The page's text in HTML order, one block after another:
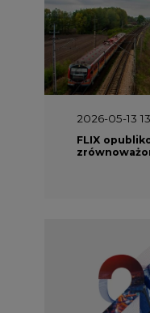
2026-05-13
FLIX